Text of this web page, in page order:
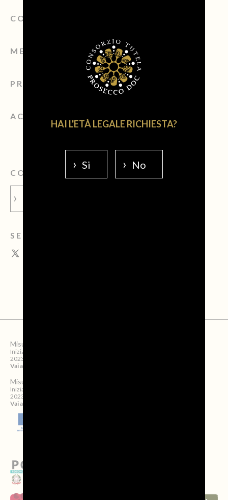
CONTATTI
MEDIA ROOM
PRIVACY POLICY
ACCESSIBILITÀ
COMPRA IL VERO PROSECCO
SEGUICI SUI SOCIAL:
Misura
Iniziativa finanziata dal Completamento di sviluppo Rurale per il Veneto
2023/2027
Vai ai dettagli
Misura
Iniziativa finanziata dal Completamento di sviluppo Rurale per il Veneto
2023/2027
Vai ai dettagli
HAI L'ETÀ LEGALE RICHIESTA?
Si No